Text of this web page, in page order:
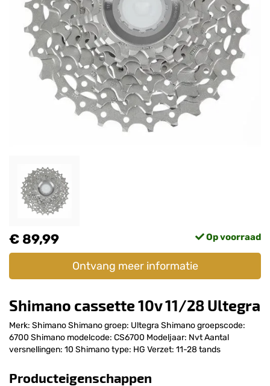
€ 89,99 Op voorraad
Ontvang meer informatie
Shimano cassette 10v 11/28 Ultegra
Merk: Shimano Shimano groep: Ultegra Shimano groepscode:
6700 Shimano modelcode: CS6700 Modeljaar: Nvt Aantal
versnellingen: 10 Shimano type: HG Verzet: 11-28 tands
Producteigenschappen